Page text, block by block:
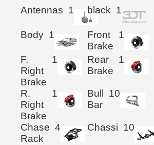
Antennas 1 black 1
Body 1
Front
Brake
1
F.
Right
Brake
1
Rear
Brake
1
R.
Right
Brake
1
Bull
Bar
10
Chase
Rack
4 Chassi 10